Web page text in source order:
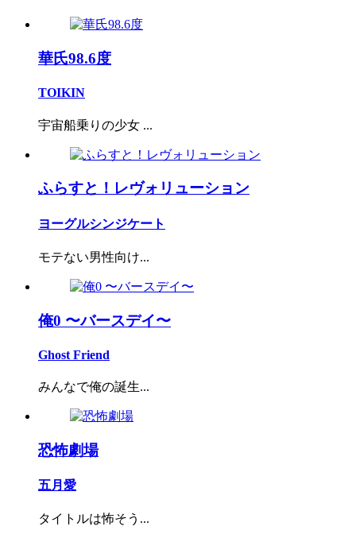
華氏98.6度
TOIKIN
宇宙船乗りの少女 ...
ふらすと！レヴォリューション
ヨーグルシンジケート
モテない男性向け...
俺0 〜バースデイ〜
Ghost Friend
みんなで俺の誕生...
恐怖劇場
五月愛
タイトルは怖そう...